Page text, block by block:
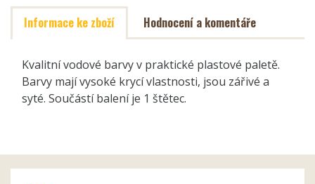
Informace ke zboží Hodnocení a komentáře
Kvalitní vodové barvy v praktické plastové paletě.
Barvy mají vysoké krycí vlastnosti, jsou zářivé a
syté. Součástí balení je 1 štětec.